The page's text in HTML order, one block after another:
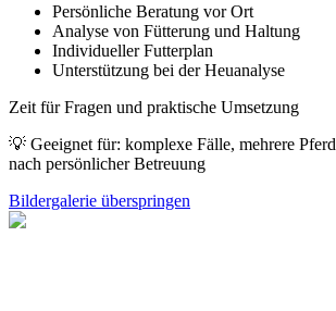
Persönliche Beratung vor Ort
Analyse von Fütterung und Haltung
Individueller Futterplan
Unterstützung bei der Heuanalyse
Zeit für Fragen und praktische Umsetzung
💡 Geeignet für: komplexe Fälle, mehrere
nach persönlicher Betreuung
Bildergalerie überspringen